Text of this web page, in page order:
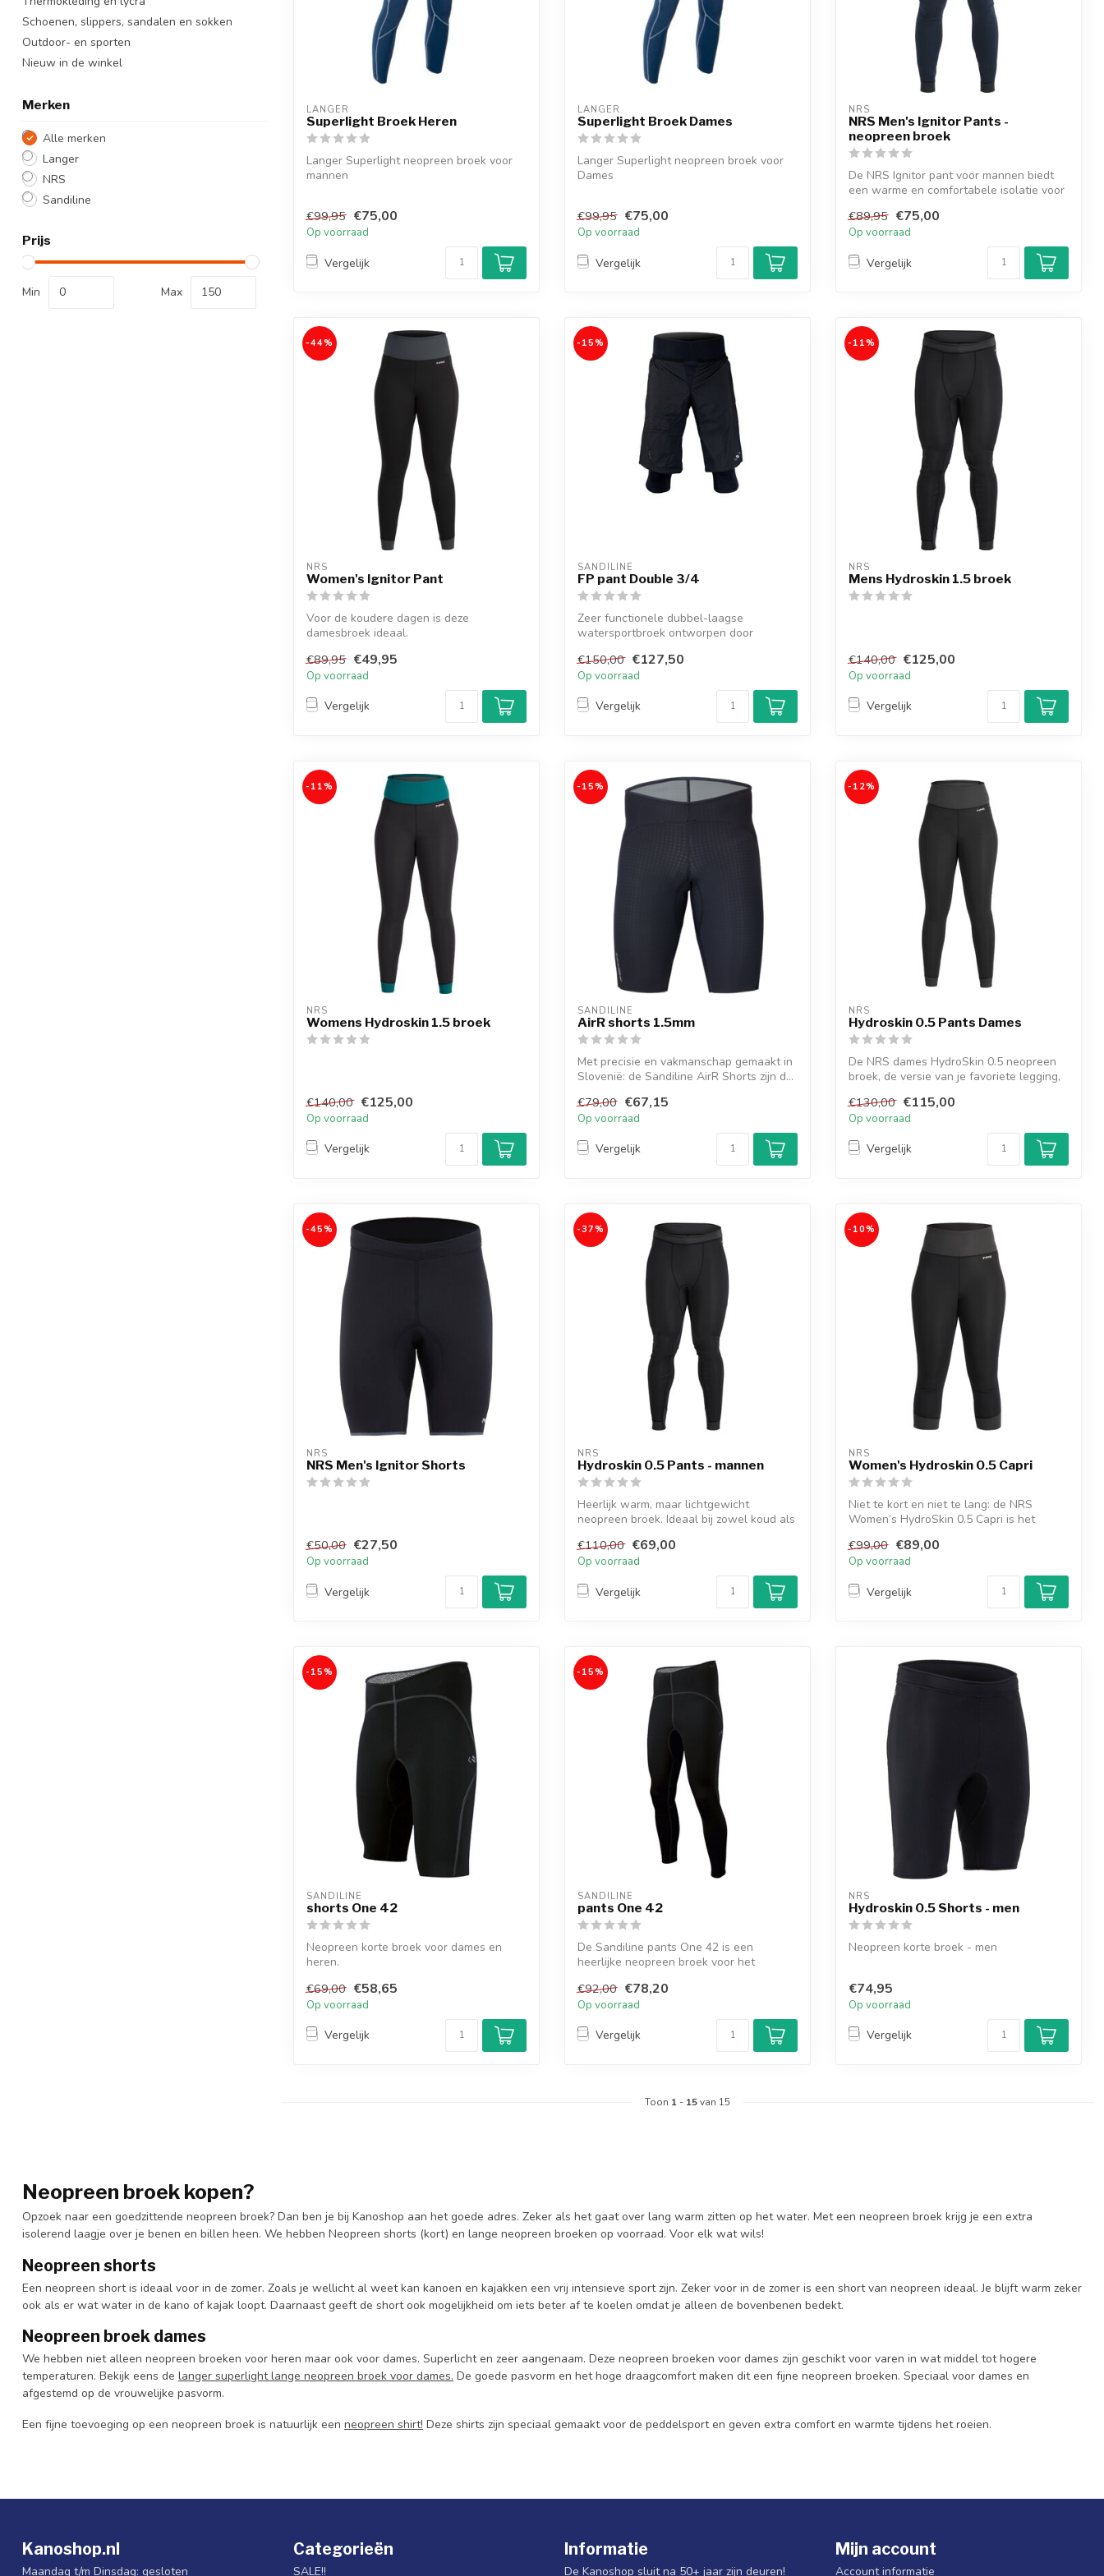
Schoenen, slippers, sandalen en sokken
Outdoor- en sporten
Nieuw in de winkel
Merken
Alle merken
Langer
NRS
Sandiline
Prijs
Min Max
LANGER
Superlight Broek Heren
Langer Superlight neopreen broek voor
mannen
€99,95 €75,00
Op voorraad
Vergelijk
LANGER
Superlight Broek Dames
Langer Superlight neopreen broek voor
Dames
€99,95 €75,00
Op voorraad
Vergelijk
NRS
NRS Men's Ignitor Pants -
neopreen broek
De NRS Ignitor pant voor mannen biedt
een warme en comfortabele isolatie voor
€89,95 €75,00
Op voorraad
Vergelijk
-44%
NRS
Women's Ignitor Pant
Voor de koudere dagen is deze
damesbroek ideaal.
€89,95 €49,95
Op voorraad
Vergelijk
-15%
SANDILINE
FP pant Double 3/4
Zeer functionele dubbel-laagse
watersportbroek ontworpen door
€150,00 €127,50
Op voorraad
Vergelijk
-11%
NRS
Mens Hydroskin 1.5 broek
€140,00 €125,00
Op voorraad
Vergelijk
-11%
NRS
Womens Hydroskin 1.5 broek
€140,00 €125,00
Op voorraad
Vergelijk
-15%
SANDILINE
AirR shorts 1.5mm
Met precisie en vakmanschap gemaakt in
Slovenië: de Sandiline AirR Shorts zijn d...
€79,00 €67,15
Op voorraad
Vergelijk
-12%
NRS
Hydroskin 0.5 Pants Dames
De NRS dames HydroSkin 0.5 neopreen
broek, de versie van je favoriete legging,
€130,00 €115,00
Op voorraad
Vergelijk
-45%
NRS
NRS Men's Ignitor Shorts
€50,00 €27,50
Op voorraad
Vergelijk
-37%
NRS
Hydroskin 0.5 Pants - mannen
Heerlijk warm, maar lichtgewicht
neopreen broek. Ideaal bij zowel koud als
€110,00 €69,00
Op voorraad
Vergelijk
-10%
NRS
Women's Hydroskin 0.5 Capri
Niet te kort en niet te lang: de NRS
Women’s HydroSkin 0.5 Capri is het
€99,00 €89,00
Op voorraad
Vergelijk
-15%
SANDILINE
shorts One 42
Neopreen korte broek voor dames en
heren.
€69,00 €58,65
Op voorraad
Vergelijk
-15%
SANDILINE
pants One 42
De Sandiline pants One 42 is een
heerlijke neopreen broek voor het
€92,00 €78,20
Op voorraad
Vergelijk
NRS
Hydroskin 0.5 Shorts - men
Neopreen korte broek - men
€74,95
Op voorraad
Vergelijk
Toon 1 - 15van 15
Neopreen broek kopen?
Opzoek naar een goedzittende neopreen broek? Dan ben je bij Kanoshop aan het goede adres. Zeker als het gaat over lang warm zitten op het water. Met een neopreen broek krijg je een extra
isolerend laagje over je benen en billen heen. We hebben Neopreen shorts (kort) en lange neopreen broeken op voorraad. Voor elk wat wils!
Neopreen shorts
Een neopreen short is ideaal voor in de zomer. Zoals je wellicht al weet kan kanoen en kajakken een vrij intensieve sport zijn. Zeker voor in de zomer is een short van neopreen ideaal. Je blijft warm zeker
ook als er wat water in de kano of kajak loopt. Daarnaast geeft de short ook mogelijkheid om iets beter af te koelen omdat je alleen de bovenbenen bedekt.
Neopreen broek dames
We hebben niet alleen neopreen broeken voor heren maar ook voor dames. Superlicht en zeer aangenaam. Deze neopreen broeken voor dames zijn geschikt voor varen in wat middel tot hogere
temperaturen. Bekijk eens de langer superlight lange neopreen broek voor dames. De goede pasvorm en het hoge draagcomfort maken dit een fijne neopreen broeken. Speciaal voor dames en
afgestemd op de vrouwelijke pasvorm.
Een fijne toevoeging op een neopreen broek is natuurlijk een neopreen shirt! Deze shirts zijn speciaal gemaakt voor de peddelsport en geven extra comfort en warmte tijdens het roeien.
Kanoshop.nl
Maandag t/m Dinsdag: gesloten
Categorieën
SALE!!
Informatie
De Kanoshop sluit na 50+ jaar zijn deuren!
Mijn account
Account informatie